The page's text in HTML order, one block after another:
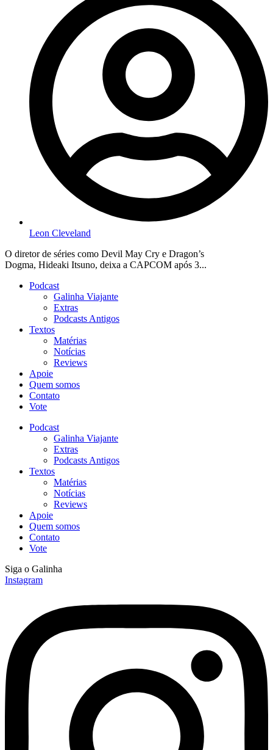
Leon Cleveland
O diretor de séries como Devil May Cry e Dragon’s
Dogma, Hideaki Itsuno, deixa a CAPCOM após 3...
Podcast
Galinha Viajante
Extras
Podcasts Antigos
Textos
Matérias
Notícias
Reviews
Apoie
Quem somos
Contato
Vote
Podcast
Galinha Viajante
Extras
Podcasts Antigos
Textos
Matérias
Notícias
Reviews
Apoie
Quem somos
Contato
Vote
Siga o Galinha
Instagram